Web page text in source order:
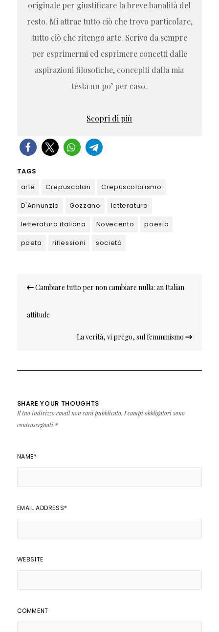
originale per giustificare la breve banalità del
resto. Mi attrae tutto ciò che trovo particolare,
tutto ciò che ritengo arte. Scrivo da sempre
per esprimermi ed esprimere concetti dalle
aspirazioni filosofiche, concepiti dalla mia
testa un po’ per caso.
Scopri di più
TAGS
arte
Crepuscolari
Crepuscolarismo
D'Annunzio
Gozzano
letteratura
letteratura italiana
Novecento
poesia
poeta
riflessioni società
Navigazione
Cambiare tutto per non cambiare nulla: an Italian
attitude
La verità, vi prego, sul femminismo
SHARE YOUR THOUGHTS
Il tuo indirizzo email non sarà pubblicato. I campi obbligatori sono
contrassegnati *
NAME*
EMAIL ADDRESS*
WEBSITE
COMMENT